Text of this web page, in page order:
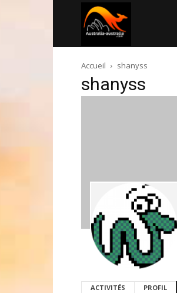
australie.com
Accueil shanyss
shanyss
ACTIVITÉS PROFIL